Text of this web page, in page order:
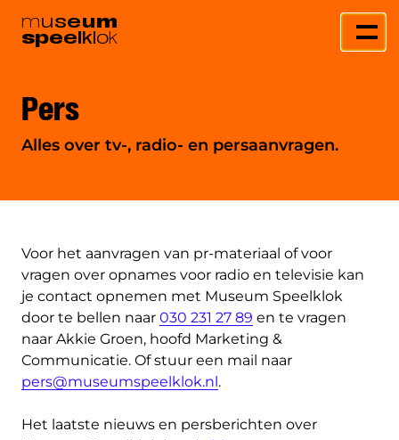
museum
speelklok
Pers
Alles over tv-, radio- en persaanvragen.
Voor het aanvragen van pr-materiaal of voor
vragen over opnames voor radio en televisie kan
je contact opnemen met Museum Speelklok
door te bellen naar 030 231 27 89 en te vragen
naar Akkie Groen, hoofd Marketing &
Communicatie. Of stuur een mail naar
pers@museumspeelklok.nl.
Het laatste nieuws en persberichten over